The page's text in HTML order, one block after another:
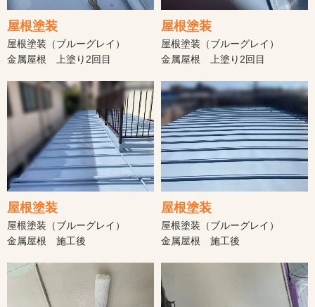
屋根塗装
屋根塗装（ブルーグレイ）
金属屋根 上塗り2回目
屋根塗装
屋根塗装（ブルーグレイ）
金属屋根 上塗り2回目
屋根塗装
屋根塗装（ブルーグレイ）
金属屋根 施工後
屋根塗装
屋根塗装（ブルーグレイ）
金属屋根 施工後